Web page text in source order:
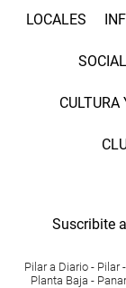
LOCALES
CULTURA
Suscribite
Pilar a Diario - Pilar
Planta Baja -